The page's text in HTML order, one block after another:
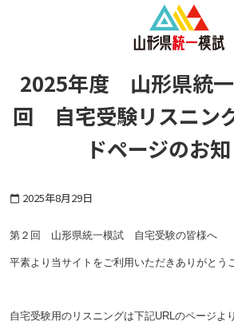
2025年度 山形県統
回 自宅受験リスニン
ドページのお
calendar_today 2025年8月29日
第２回 山形県統一模試 自宅受験の皆様へ
平素より当サイトをご利用いただきありがとう
自宅受験用のリスニングは下記URLのページよ